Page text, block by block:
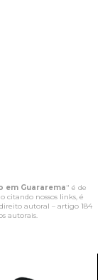
em Guararema" é de
citando nossos links, é
autoral – artigo 184
autorais.